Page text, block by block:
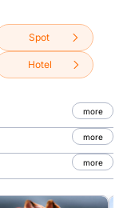
Spot
Hotel
more
more
more